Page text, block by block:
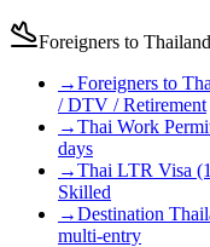
Foreigners to
→Foreigners to
/ DTV / Retirement
→Thai Work
days
→Thai LTR Visa
Skilled
→Destination
multi-entry